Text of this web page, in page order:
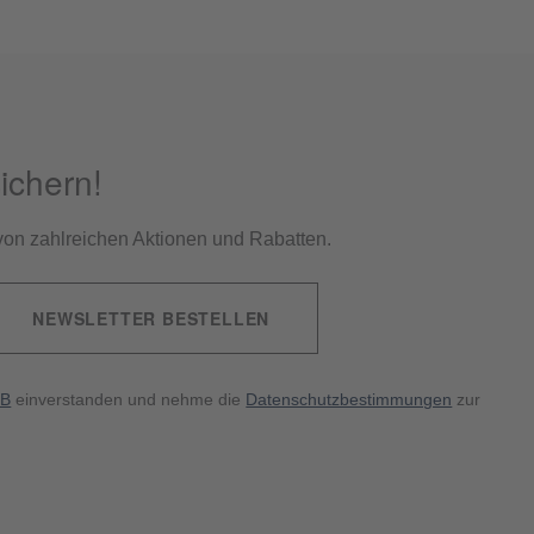
zahlreichen Aktionen und Rabatten.
NEWSLETTER BESTELLEN
einverstanden und nehme die Datenschutzbestimmungen zur